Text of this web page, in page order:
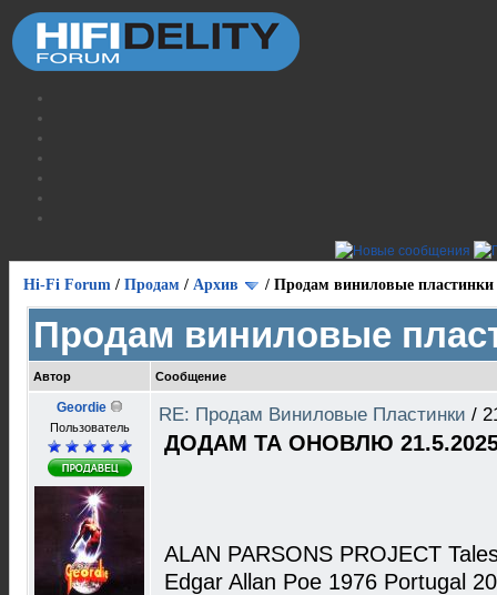
Hi-Fi Forum / Продам / Архив / Продам виниловые пластинки
Продам виниловые
Автор Сообщение
Geordie
Пользователь
RE: Продам Виниловые Пластинки /
ДОДАМ ТА ОНОВЛЮ
ALAN PARSONS PROJECT
Edgar Allan Poe 1976 Portugal